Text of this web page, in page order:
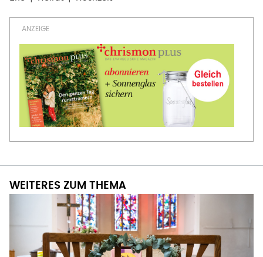
WEITERES ZUM THEMA